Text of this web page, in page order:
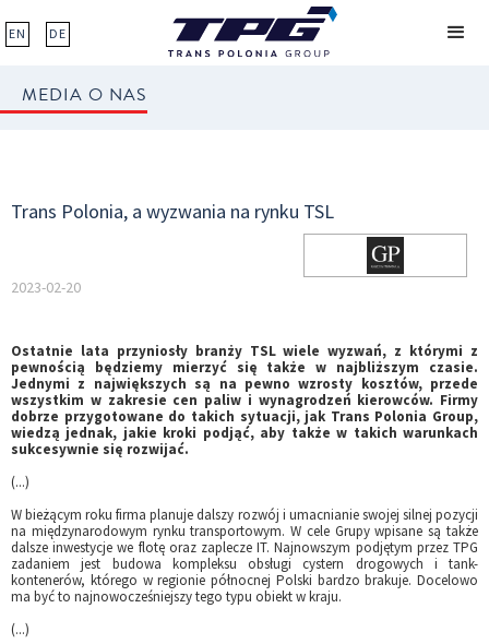
EN DE
MEDIA O NAS
Trans Polonia, a wyzwania na rynku TSL
2023-02-20
Ostatnie lata przyniosły branży TSL wiele wyzwań, z którymi z
pewnością będziemy mierzyć się także w najbliższym czasie.
Jednymi z największych są na pewno wzrosty kosztów, przede
wszystkim w zakresie cen paliw i wynagrodzeń kierowców. Firmy
dobrze przygotowane do takich sytuacji, jak Trans Polonia Group,
wiedzą jednak, jakie kroki podjąć, aby także w takich warunkach
sukcesywnie się rozwijać.
(...)
W bieżącym roku firma planuje dalszy rozwój i umacnianie swojej silnej pozycji
na międzynarodowym rynku transportowym. W cele Grupy wpisane są także
dalsze inwestycje we flotę oraz zaplecze IT. Najnowszym podjętym przez TPG
zadaniem jest budowa kompleksu obsługi cystern drogowych i tank-
kontenerów, którego w regionie północnej Polski bardzo brakuje. Docelowo
ma być to najnowocześniejszy tego typu obiekt w kraju.
(...)